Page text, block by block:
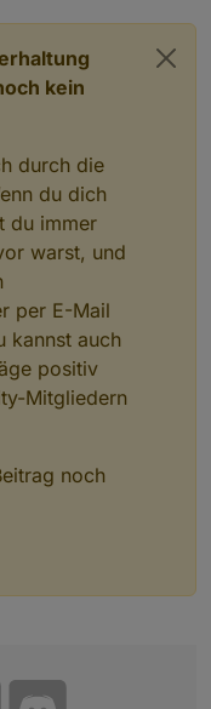
kein
durch die
du dich
du immer
warst, und
per E-Mail
kannst auch
positiv
Mitgliedern
noch